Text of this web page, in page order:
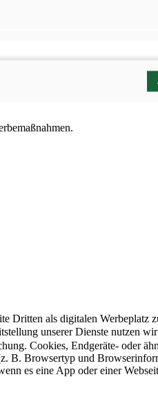
als digitalen Werbeplatz
unserer Dienste nutzen
Cookies, Endgeräte- oder
B. Browsertyp und
es eine App oder einer